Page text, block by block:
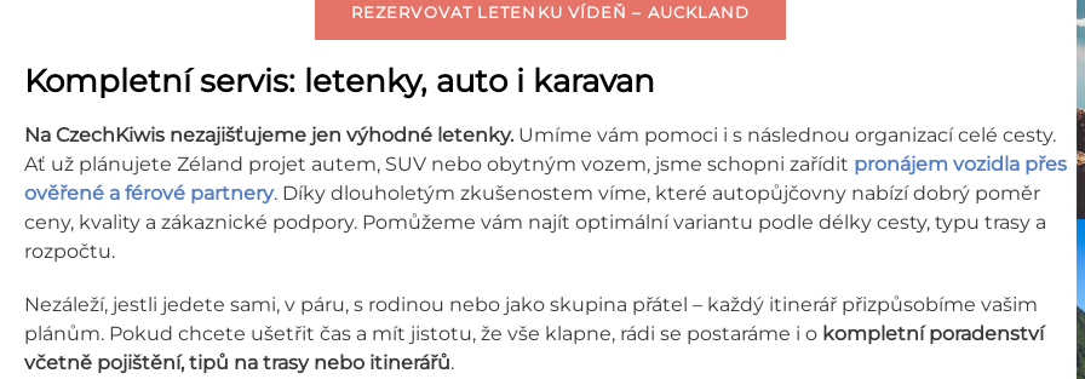
REZERVOVAT LETENKU VÍDEŇ – AUCKLAND
Kompletní servis: letenky, auto i karavan
Na CzechKiwis nezajišťujeme jen výhodné letenky. Umíme vám pomoci i s následnou organizací celé cesty.
Ať už plánujete Zéland projet autem, SUV nebo obytným vozem, jsme schopni zařídit pronájem vozidla přes
ověřené a férové partnery. Díky dlouholetým zkušenostem víme, které autopůjčovny nabízí dobrý poměr
ceny, kvality a zákaznické podpory. Pomůžeme vám najít optimální variantu podle délky cesty, typu trasy a
rozpočtu.
Nezáleží, jestli jedete sami, v páru, s rodinou nebo jako skupina přátel – každý itinerář přizpůsobíme vašim
plánům. Pokud chcete ušetřit čas a mít jistotu, že vše klapne, rádi se postaráme i o kompletní poradenství
včetně pojištění, tipů na trasy nebo itinerářů.